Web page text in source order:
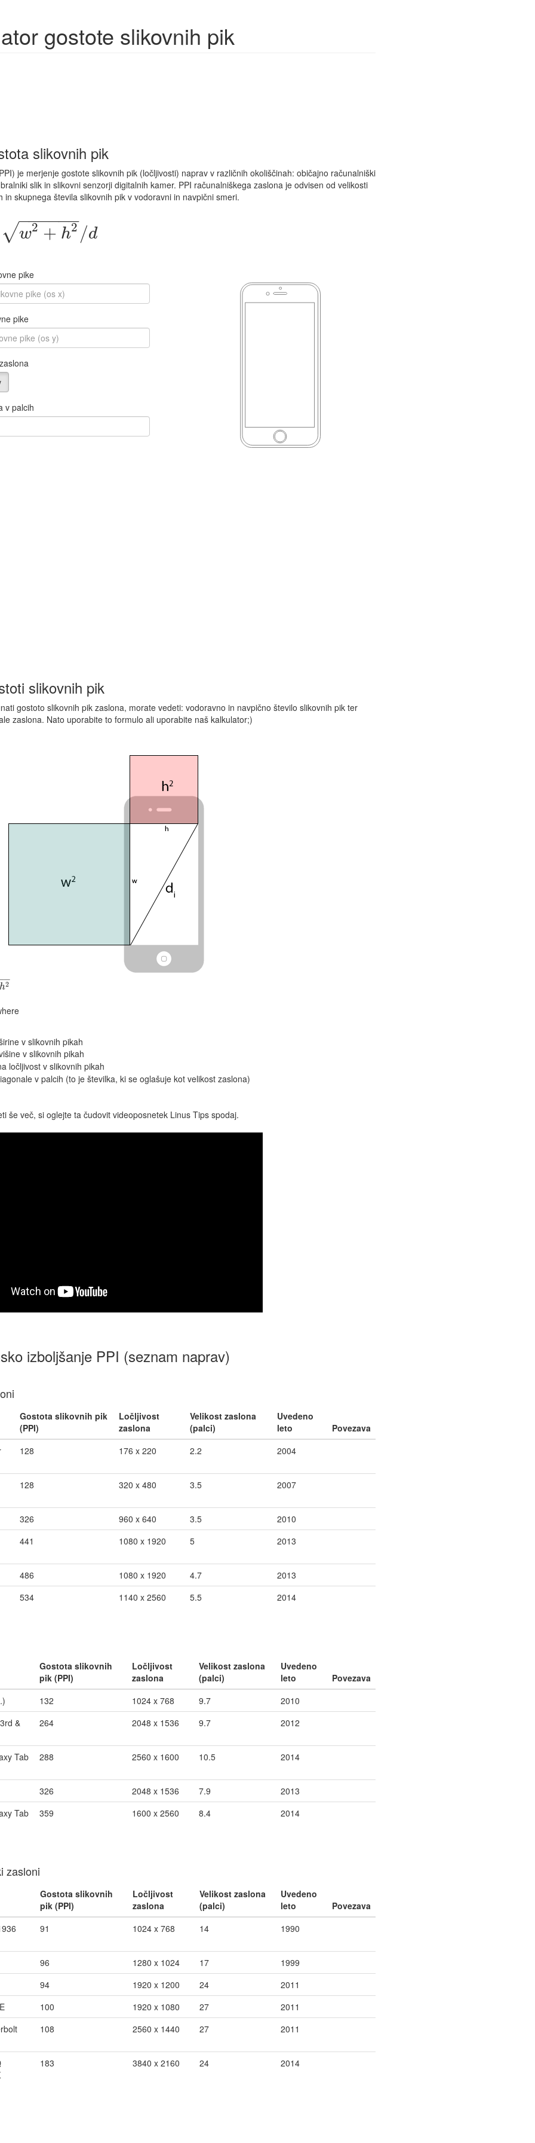
gostote slikovnih pik
slikovnih pik
je merjenje gostote slikovnih pik (ločljivosti) naprav v različnih okoliščinah: običajno računalniški
slik in slikovni senzorji digitalnih kamer. PPI računalniškega zaslona je odvisen od velikosti
in skupnega števila slikovnih pik v vodoravni in navpični smeri.
w2 + h2
− −
−−−−
√ /d
h2/d
pike
pike
v palcih
slikovnih pik
gostoto slikovnih pik zaslona, morate vedeti: vodoravno in navpično število slikovnih pik ter
zaslona. Nato uporabite to formulo ali uporabite naš kalkulator;)
h2
−
v slikovnih pikah
v slikovnih pikah
ločljivost v slikovnih pikah
v palcih (to je številka, ki se oglašuje kot velikost zaslona)
še več, si oglejte ta čudovit videoposnetek Linus Tips spodaj.
izboljšanje PPI (seznam naprav)
Gostota slikovnih pik
(PPI)
Ločljivost
zaslona
Velikost zaslona
(palci)
Uvedeno
leto
Povezava
128 176 x 220 2.2 2004
128 320 x 480 3.5 2007
326 960 x 640 3.5
2010
441 1080 x 1920 5 2013
486 1080 x 1920 4.7
2013
534 1140 x 2560 5.5 2014
Gostota slikovnih
pik (PPI)
Ločljivost
zaslona
Velikost zaslona
(palci)
Uvedeno
leto
Povezava
132 1024 x 768 9.7
2010
&
264 2048 x 1536 9.7 2012
Tab
288 2560 x 1600 10.5 2014
326 2048 x 1536 7.9
2013
Tab
359 1600 x 2560 8.4 2014
zasloni
Gostota slikovnih
pik (PPI)
Ločljivost
zaslona
Velikost zaslona
(palci)
Uvedeno
leto
Povezava
91 1024 x 768 14 1990
96 1280 x 1024 17
1999
94 1920 x 1200 24
2011
100 1920 x 1080 27
2011
108 2560 x 1440 27 2011
183 3840 x 2160 24 2014